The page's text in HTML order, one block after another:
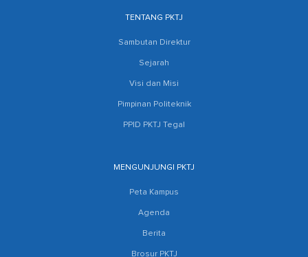
TENTANG PKTJ
Sambutan Direktur
Sejarah
Visi dan Misi
Pimpinan Politeknik
PPID PKTJ Tegal
MENGUNJUNGI PKTJ
Peta Kampus
Agenda
Berita
Brosur PKTJ